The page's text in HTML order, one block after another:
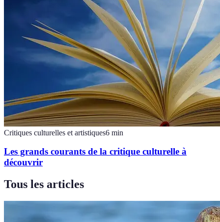
Critiques culturelles et artistiques6 min
Les grands courants de la critique culturelle à
découvrir
Tous les articles